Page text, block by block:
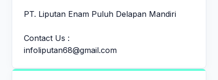
PT. Liputan Enam Puluh Delapan Mandiri
Contact Us :
infoliputan68@gmail.com